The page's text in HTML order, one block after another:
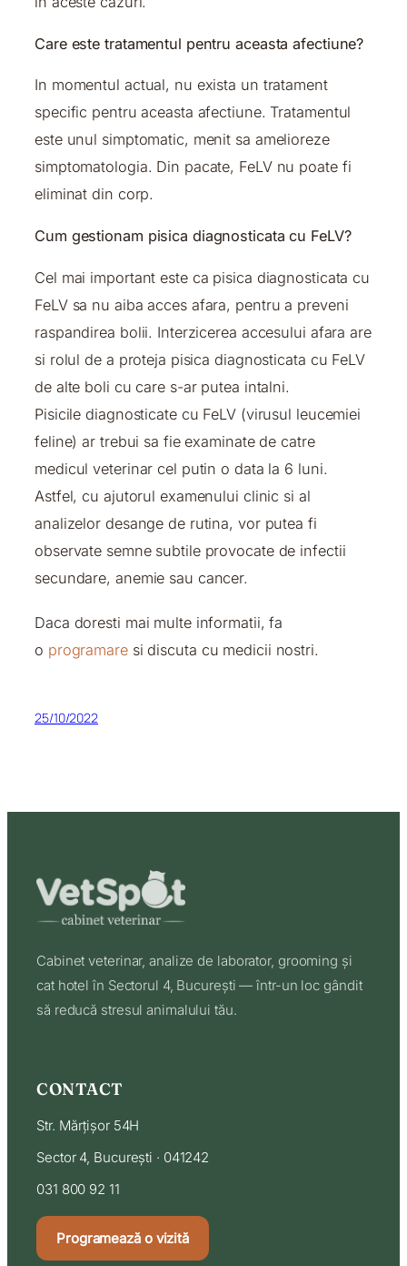
Care este tratamentul pentru aceasta afectiune?
In momentul actual, nu exista un tratament
specific pentru aceasta afectiune. Tratamentul
este unul simptomatic, menit sa amelioreze
simptomatologia. Din pacate, FeLV nu poate fi
eliminat din corp.
Cum gestionam pisica diagnosticata cu FeLV?
Cel mai important este ca pisica diagnosticata cu
FeLV sa nu aiba acces afara, pentru a preveni
raspandirea bolii. Interzicerea accesului afara are
si rolul de a proteja pisica diagnosticata cu FeLV
de alte boli cu care s-ar putea intalni.
Pisicile diagnosticate cu FeLV (virusul leucemiei
feline) ar trebui sa fie examinate de catre
medicul veterinar cel putin o data la 6 luni.
Astfel, cu ajutorul examenului clinic si al
analizelor desange de rutina, vor putea fi
observate semne subtile provocate de infectii
secundare, anemie sau cancer.
Daca doresti mai multe informatii, fa
o programaresi discuta cu medicii nostri.
25/10/2022
Cabinet veterinar, analize de laborator, grooming și
cat hotel în Sectorul 4, București — într-un loc gândit
să reducă stresul animalului tău.
CONTACT
Str. Mărțișor 54H
Sector 4, București · 041242
031 800 92 11
Programează o vizită